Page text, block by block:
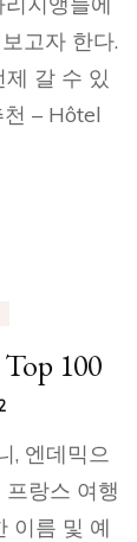
고자 한다.
갈 수 있
– Hôtel
100
, 엔데믹으
랑스 여행
이름 및 예